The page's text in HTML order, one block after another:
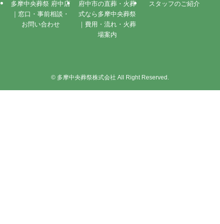
多摩中央葬祭 府中店
｜窓口・事前相談・
お問い合わせ
府中市の直葬・火葬
式なら多摩中央葬祭
｜費用・流れ・火葬
場案内
スタッフのご紹介
© 多摩中央葬祭株式会社 All Right Reserved.